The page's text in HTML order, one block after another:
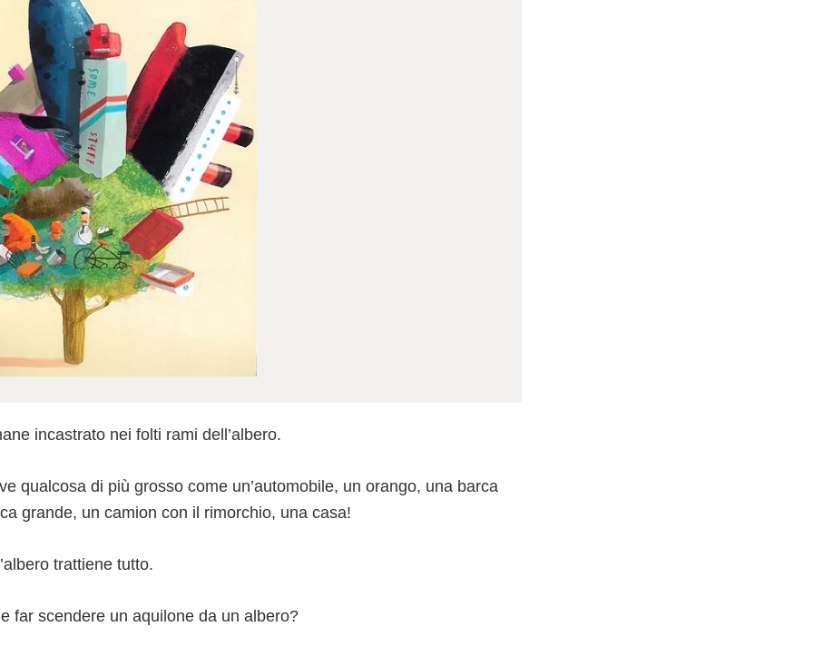
incastrato nei folti rami dell’albero.
qualcosa di più grosso come un’automobile, un orango, una barca
grande, un camion con il rimorchio, una casa!
trattiene tutto.
far scendere un aquilone da un albero?